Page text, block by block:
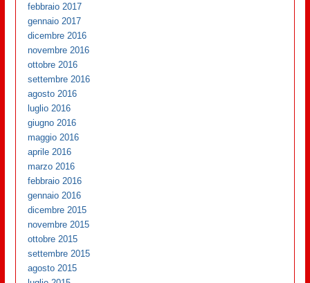
febbraio 2017
gennaio 2017
dicembre 2016
novembre 2016
ottobre 2016
settembre 2016
agosto 2016
luglio 2016
giugno 2016
maggio 2016
aprile 2016
marzo 2016
febbraio 2016
gennaio 2016
dicembre 2015
novembre 2015
ottobre 2015
settembre 2015
agosto 2015